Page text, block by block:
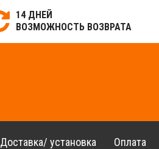
14 ДНЕЙ
ВОЗМОЖНОСТЬ ВОЗВРАТА
Доставка/ установка Оплата